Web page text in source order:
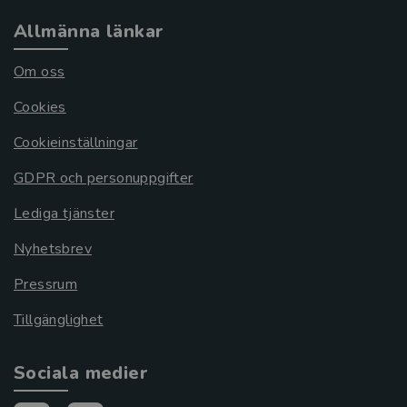
Allmänna länkar
Om oss
Cookies
Cookieinställningar
GDPR och personuppgifter
Lediga tjänster
Nyhetsbrev
Pressrum
Tillgänglighet
Sociala medier